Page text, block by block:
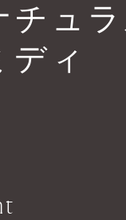
チュ
ディ